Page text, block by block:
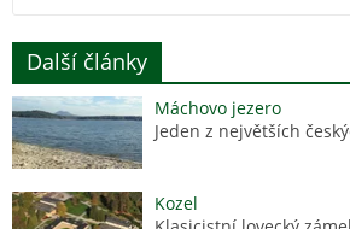
Další články
Máchovo jezero
Jeden z největších
Kozel